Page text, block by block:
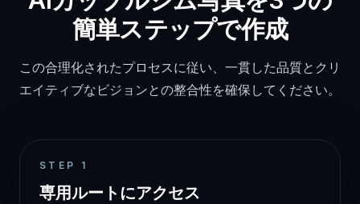
簡単ステップで作成
この合理化されたプロセスに従い、一貫した品質とクリ
エイティブなビジョンとの整合性を確保してください。
STEP 1
専用ルートにアクセス